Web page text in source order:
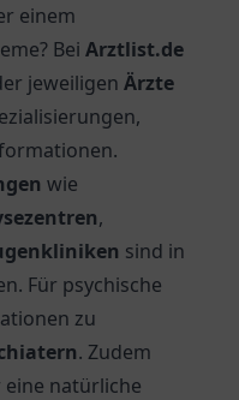
einem
Bei Arztlist.de
jeweiligen Ärzte
wie
,
sind in
Für psychische
zu
. Zudem
natürliche